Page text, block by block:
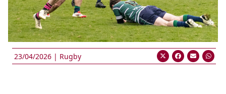
23/04/2026 | Rugby